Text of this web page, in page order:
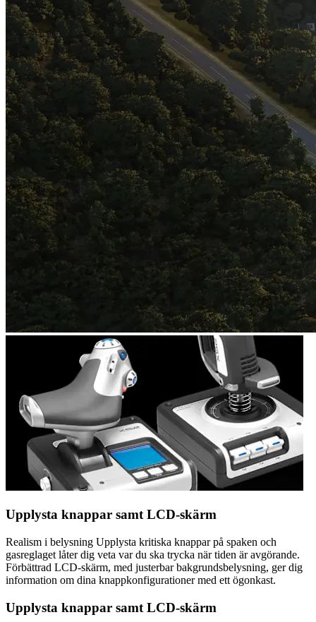
Upplysta knappar samt LCD-skärm
Realism i belysning Upplysta kritiska knappar på spaken och
gasreglaget låter dig veta var du ska trycka när tiden är avgörande.
Förbättrad LCD-skärm, med justerbar bakgrundsbelysning, ger dig
information om dina knappkonfigurationer med ett ögonkast.
Upplysta knappar samt LCD-skärm